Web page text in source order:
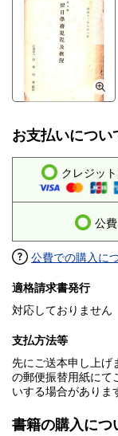
お支払いについ
クレジッ
公費
公費での購入に
適格請求書発行
対応しておりません
支払方法等
先にご送本申し上げ
の郵便振替用紙にて
いする場合がありま
書籍の購入につ